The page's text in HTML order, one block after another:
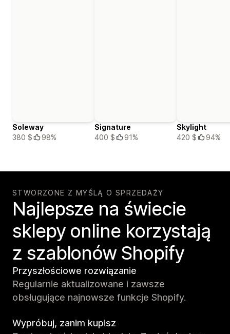
Soleway
380 $
98%
Signature
400 $
91%
Skylight
420 $
94%
STWORZONE Z MYŚLĄ O SPRZEDAŻY
Najlepsze na świecie
sklepy online korzystają
z szablonów Shopify
Przyszłościowe rozwiązanie
Regularnie aktualizowane i zawsze
obsługujące najnowsze funkcje Shopify.
Wypróbuj, zanim kupisz